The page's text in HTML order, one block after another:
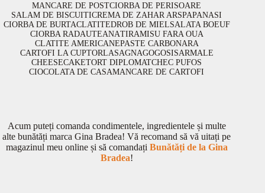
MANCARE DE POSTCIORBA DE PERISOARE
SALAM DE BISCUITICREMA DE ZAHAR ARSPAPANASI
CIORBA DE BURTACLATITEDROB DE MIELSALATA BOEUF
CIORBA RADAUTEANATIRAMISU FARA OUA
CLATITE AMERICANEPASTE CARBONARA
CARTOFI LA CUPTORLASAGNAGOGOSISARMALE
CHEESECAKETORT DIPLOMATCHEC PUFOS
CIOCOLATA DE CASAMANCARE DE CARTOFI
Acum puteți comanda condimentele, ingredientele și multe
alte bunătăți marca Gina Bradea! Vă recomand să vă uitați pe
magazinul meu online și să comandați Bunătăți de la Gina
Bradea!